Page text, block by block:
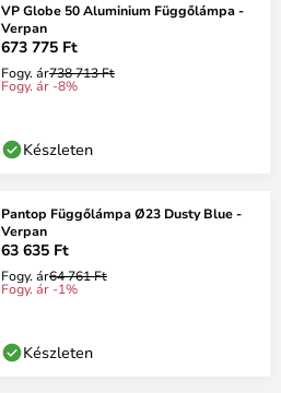
VP Globe 50 Aluminium Függőlámpa -
Verpan
673 775 Ft
Fogy. ár738 713 Ft
Fogy. ár -8%
Készleten
Pantop Függőlámpa Ø23 Dusty Blue -
Verpan
63 635 Ft
Fogy. ár64 761 Ft
Fogy. ár -1%
Készleten